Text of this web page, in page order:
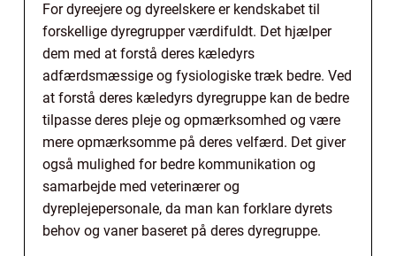
For dyreejere og dyreelskere er kendskabet til
forskellige dyregrupper værdifuldt. Det hjælper
dem med at forstå deres kæledyrs
adfærdsmæssige og fysiologiske træk bedre. Ved
at forstå deres kæledyrs dyregruppe kan de bedre
tilpasse deres pleje og opmærksomhed og være
mere opmærksomme på deres velfærd. Det giver
også mulighed for bedre kommunikation og
samarbejde med veterinærer og
dyreplejepersonale, da man kan forklare dyrets
behov og vaner baseret på deres dyregruppe.